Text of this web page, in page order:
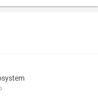
com acelerômetros e
modelos diferentes de
deste item. Você acha que